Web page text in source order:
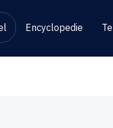
Encyclopedie